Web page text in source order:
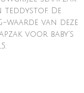
teddystof. De
waarde van deze
voor baby's